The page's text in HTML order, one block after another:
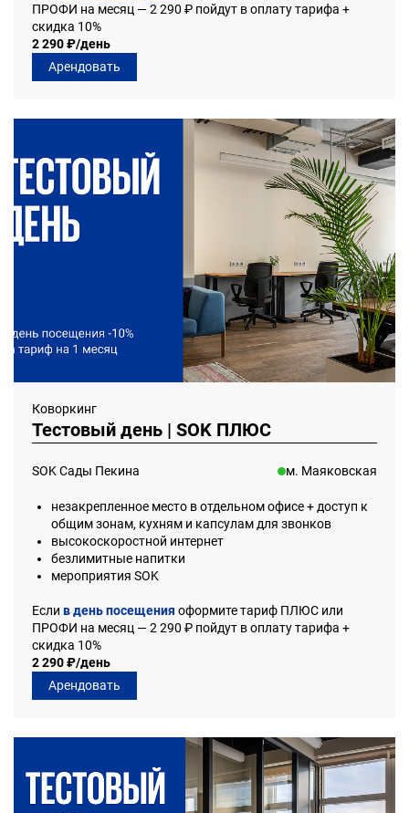
ПРОФИ на месяц — 2 290 ₽ пойдут в оплату тарифа +
скидка 10%
2 290 ₽/день
Арендовать
Коворкинг
Тестовый день | SOK ПЛЮС
SOK Сады Пекина м. Маяковская
незакрепленное место в отдельном офисе + доступ к
общим зонам, кухням и капсулам для звонков
высокоскоростной интернет
безлимитные напитки
мероприятия SOK
Если в день посещения оформите тариф ПЛЮС или
ПРОФИ на месяц — 2 290 ₽ пойдут в оплату тарифа +
скидка 10%
2 290 ₽/день
Арендовать